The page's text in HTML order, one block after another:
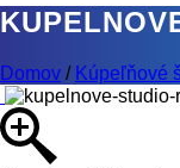
Domov / Kúpeľňové